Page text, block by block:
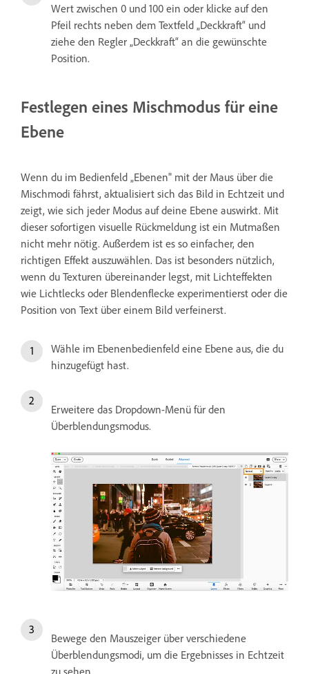
Wert zwischen 0 und 100 ein oder klicke auf den
Pfeil rechts neben dem Textfeld „Deckkraft“ und
ziehe den Regler „Deckkraft“ an die gewünschte
Position.
Festlegen eines Mischmodus für eine
Ebene
Wenn du im Bedienfeld „Ebenen" mit der Maus über die
Mischmodi fährst, aktualisiert sich das Bild in Echtzeit und
zeigt, wie sich jeder Modus auf deine Ebene auswirkt. Mit
dieser sofortigen visuelle Rückmeldung ist ein Mutmaßen
nicht mehr nötig. Außerdem ist es so einfacher, den
richtigen Effekt auszuwählen. Das ist besonders nützlich,
wenn du Texturen übereinander legst, mit Lichteffekten
wie Lichtlecks oder Blendenflecke experimentierst oder die
Position von Text über einem Bild verfeinerst.
Wähle im Ebenenbedienfeld eine Ebene aus, die du
hinzugefügt hast.
Erweitere das Dropdown-Menü für den
Überblendungsmodus.
Bewege den Mauszeiger über verschiedene
Überblendungsmodi, um die Ergebnisses in Echtzeit
zu sehen.